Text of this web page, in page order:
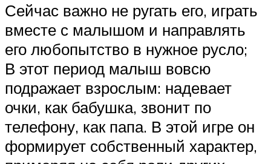
Сейчас важно не ругать его, играть
вместе с малышом и направлять
его любопытство в нужное русло;
В этот период малыш вовсю
подражает взрослым: надевает
очки, как бабушка, звонит по
телефону, как папа. В этой игре он
формирует собственный характер,